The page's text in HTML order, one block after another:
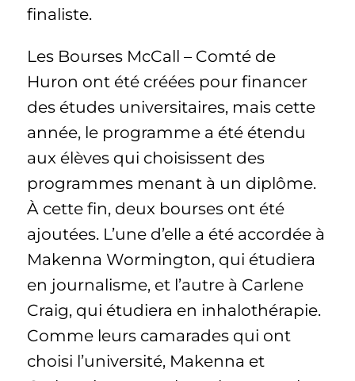
finaliste.
Les Bourses McCall – Comté de
Huron ont été créées pour financer
des études universitaires, mais cette
année, le programme a été étendu
aux élèves qui choisissent des
programmes menant à un diplôme.
À cette fin, deux bourses ont été
ajoutées. L’une d’elle a été accordée à
Makenna Wormington, qui étudiera
en journalisme, et l’autre à Carlene
Craig, qui étudiera en inhalothérapie.
Comme leurs camarades qui ont
choisi l’université, Makenna et